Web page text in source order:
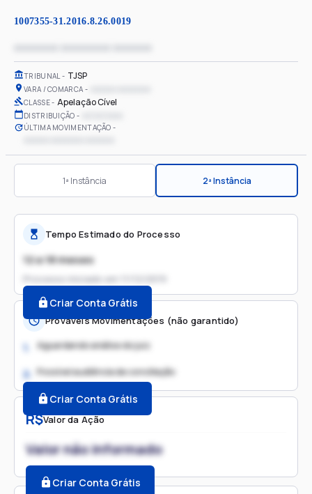
1007355-31.2016.8.26.0019
TRIBUNAL TJSP
VARA / COMARCA
CLASSE Apelação Cível
DISTRIBUIÇÃO
ÚLTIMA MOVIMENTAÇÃO
1ª Instância 2ª Instância
R$Valor da Ação
Valor não informado
Criar Conta Grátis
Tempo Estimado do Processo
12 a 18 meses
Processo iniciado em
Criar Conta Grátis
Prováveis Movimentações (não garantido)
1. Aguardando análise do juiz
2. Possível audiência de conciliação
Criar Conta Grátis